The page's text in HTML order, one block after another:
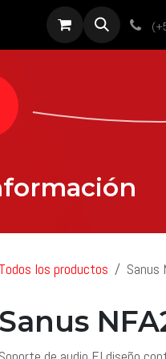
Sobre nosotros
Todos los productos Sanus
Sanus